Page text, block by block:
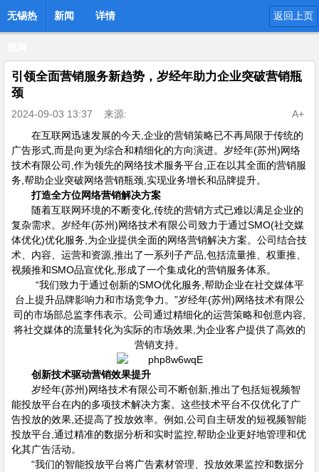
无锡热 新闻 详情 返回上页
引领全面营销服务新趋势，岁经年助力企业突破营销瓶
颈
2024-09-03 13:37 来源:
A+
在互联网迅速发展的今天,企业的营销策略已不再局限于传统的
广告形式,而是向更为综合和精细化的方向演进。岁经年(苏州)网络
技术有限公司,作为领先的网络技术服务平台,正在以其全面的营销服
务,帮助企业突破网络营销瓶颈,实现业务增长和品牌提升。
打造全方位网络营销解决方案
随着互联网环境的不断变化,传统的营销方式已难以满足企业的
复杂需求。岁经年(苏州)网络技术有限公司致力于通过SMO(社交媒
体优化)优化服务,为企业提供全面的网络营销解决方案。公司结合技
术、内容、运营和资源,推出了一系列子产品,包括流量推、权重推、
视频推和SMO品宣优化,形成了一个集成化的营销服务体系。
“我们致力于通过创新的SMO优化服务,帮助企业在社交媒体平
台上提升品牌影响力和市场竞争力。”岁经年(苏州)网络技术有限公
司的市场部总监李伟表示。公司通过精细化的运营策略和创意内容,
将社交媒体的流量转化为实际的市场效果,为企业客户提供了高效的
营销支持。
创新技术驱动营销效果提升
岁经年(苏州)网络技术有限公司不断创新,推出了包括短视频智
能投放平台在内的多项技术解决方案。这些技术平台不仅优化了广
告投放的效果,还提高了投放效率。例如,公司自主研发的短视频智能
投放平台,通过精准的数据分析和实时监控,帮助企业更好地管理和优
化其广告活动。
“我们的智能投放平台将广告素材管理、投放效果监控和数据分